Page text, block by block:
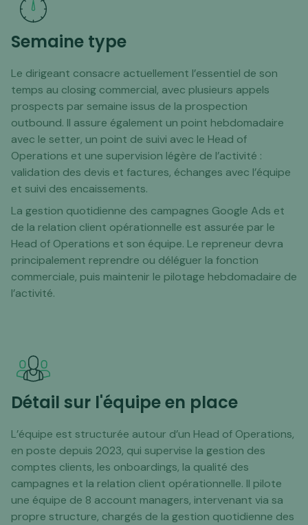
Semaine type
Le dirigeant consacre actuellement l’essentiel de son
temps au closing commercial, avec plusieurs appels
prospects par semaine issus de la prospection
outbound. Il assure également un point hebdomadaire
avec le setter, un point de suivi avec le Head of
Operations et une supervision légère de l’activité :
validation des devis et factures, échanges avec l’équipe
et suivi des encaissements.
La gestion quotidienne des campagnes Google Ads et
de la relation client opérationnelle est assurée par le
Head of Operations et son équipe. Le repreneur devra
principalement reprendre ou déléguer la fonction
commerciale, puis maintenir le pilotage hebdomadaire de
l’activité.
Détail sur l'équipe en place
L’équipe est structurée autour d’un Head of Operations,
en poste depuis 2023, qui supervise la gestion des
comptes clients, les onboardings, la qualité des
campagnes et la relation client opérationnelle. Il pilote
une équipe de 8 account managers, intervenant via sa
propre structure, chargés de la gestion quotidienne des